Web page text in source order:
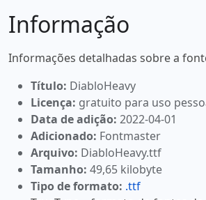
Informação
Informações detalhadas sobre a
Título: DiabloHeavy
Licença: gratuito para uso
Data de adição: 2022-04-01
Adicionado: Fontmaster
Arquivo: DiabloHeavy.ttf
Tamanho: 49,65 kilobyte
Tipo de formato: .ttf